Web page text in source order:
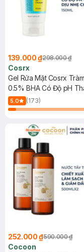
139.000 ₫298.000 ₫
Cosrx
Gel Rửa Mặt Cosrx
0.5% BHA Có Độ pH
150ml
5.0
(173)
252.000 ₫590.000 ₫
Cocoon